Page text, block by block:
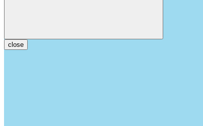
close